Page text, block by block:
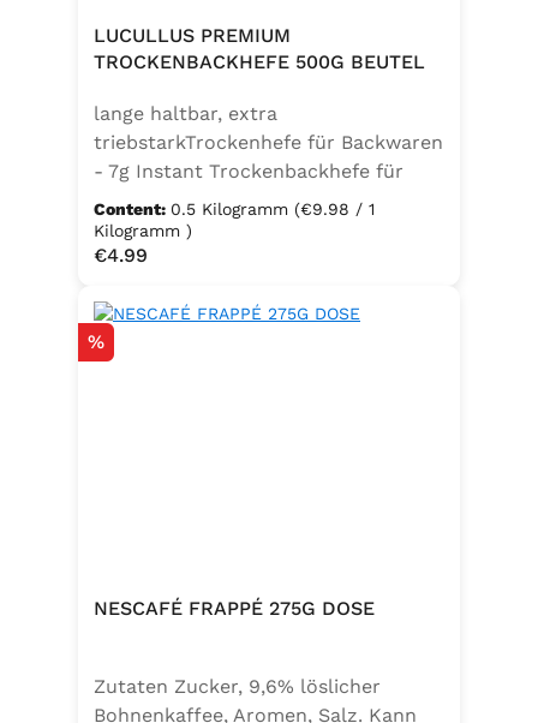
LUCULLUS PREMIUM
TROCKENBACKHEFE 500G BEUTEL
lange haltbar, extra
triebstarkTrockenhefe für Backwaren
- 7g Instant Trockenbackhefe für
500g Weizenmehl, entspricht 25g
FrischhefeZutaten: Trockenbackhefe,
Emulgator Sorbitanmonostearat
Content: 0.5 Kilogramm (€9.98 / 1
Kilogramm )
Regular price:
€4.99
Discount
%
NESCAFÉ FRAPPÉ 275G DOSE
Zutaten Zucker, 9,6% löslicher
Bohnenkaffee, Aromen, Salz. Kann